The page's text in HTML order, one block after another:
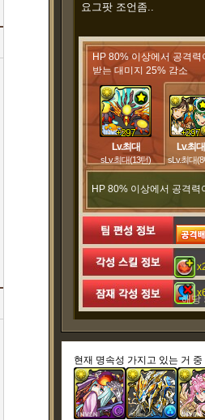
요그팟 조언좀..
HP 80% 이상에서 공격
받는 대미지 25% 감소
HP 80% 미만시 공격력 2.5
+297
Lv.최대
sLv.최대(13턴)
+297
Lv.최대
sLv.최대(8
HP 80% 이상에서 공격
해당
현재 명속성 가지고 있는 거